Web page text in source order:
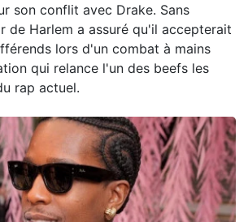
son conflit avec Drake. Sans
de Harlem a assuré qu'il accepterait
lors d'un combat à mains
qui relance l'un des beefs les
rap actuel.